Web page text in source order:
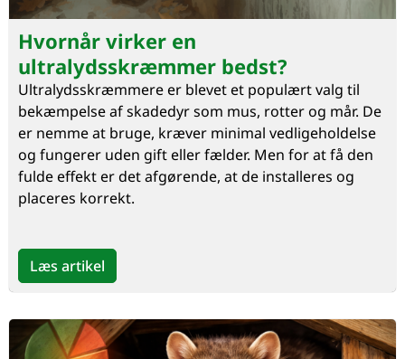
Hvornår virker en
ultralydsskræmmer bedst?
Ultralydsskræmmere er blevet et populært valg til
bekæmpelse af skadedyr som mus, rotter og mår. De
er nemme at bruge, kræver minimal vedligeholdelse
og fungerer uden gift eller fælder. Men for at få den
fulde effekt er det afgørende, at de installeres og
placeres korrekt.
Læs artikel